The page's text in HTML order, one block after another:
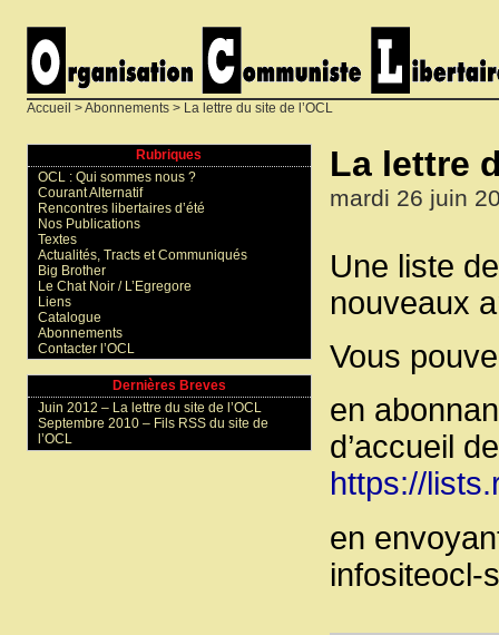
Accueil >Abonnements > La lettre du site de l’OCL
La lettre
mardi 26 juin
Une liste
nouveaux
Vous
en
d’accueil
https://
en
infositeocl-
Rubriques
OCL : Qui sommes nous ?
Courant Alternatif
Rencontres libertaires d’été
Nos Publications
Textes
Actualités, Tracts et Communiqués
Big Brother
Le Chat Noir / L’Egregore
Liens
Catalogue
Abonnements
Contacter l’OCL
Dernières Breves
Juin 2012 – La lettre du site de l’OCL
Septembre 2010 – Fils RSS du site de
l’OCL